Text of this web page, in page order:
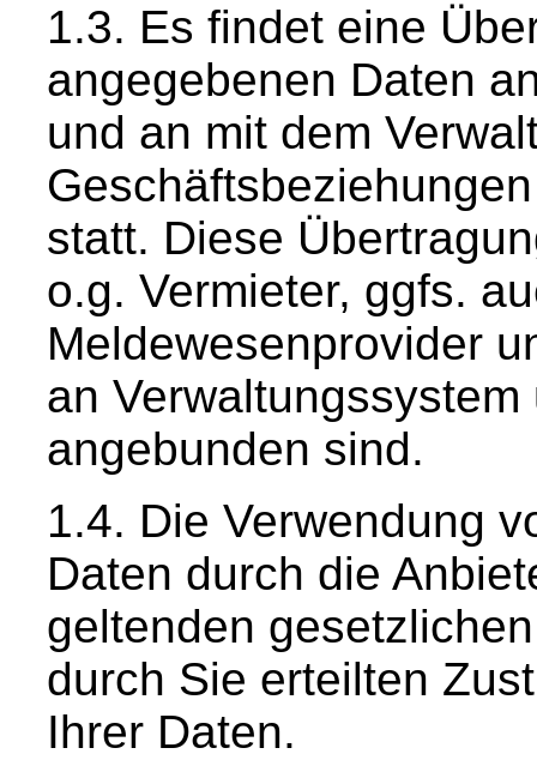
Es findet eine
angegebenen Daten
und an mit dem
statt. Diese
o.g. Vermieter, ggfs.
Meldewesenprovider
an
angebunden sind.
Die Verwendung
Daten durch die
geltenden
durch Sie erteilten
Ihrer Daten.